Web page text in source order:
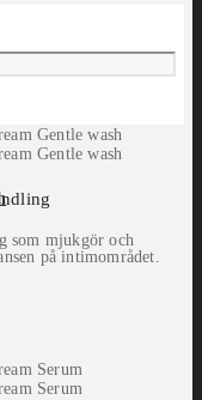
widget area in
som mjukgör och
på intimområdet.